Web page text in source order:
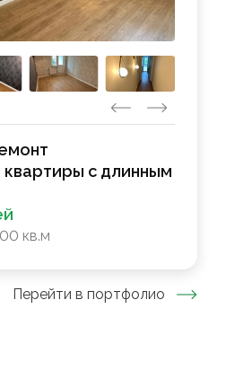
квартиры с длинным
кв.м
Перейти в портфолио